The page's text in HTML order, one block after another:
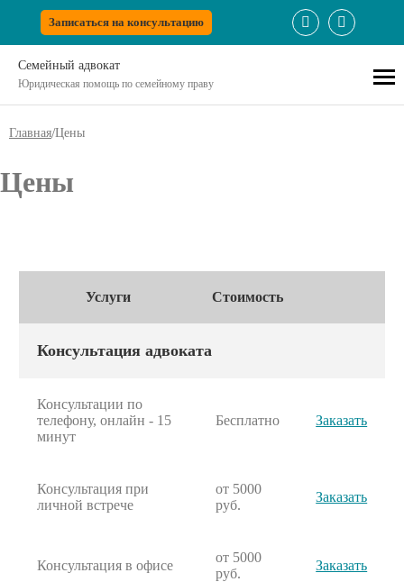
Записаться на консультацию
Семейный адвокат
Юридическая помощь по семейному праву
Главная/Цены
Цены
Услуги Стоимость
Консультация адвоката
Консультации по
телефону, онлайн - 15
минут
Бесплатно Заказать
Консультация при
личной встрече
от 5000
руб.
Заказать
Консультация в офисе
от 5000
руб.
Заказать